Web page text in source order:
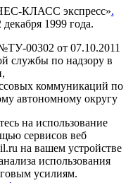
КЛАСС экспресс».
1999 года.
00302 от 07.10.2011
службы по надзору в
коммуникаций по
автономному округу
на использование
сервисов веб
на вашем устройстве
использования
усилиям.